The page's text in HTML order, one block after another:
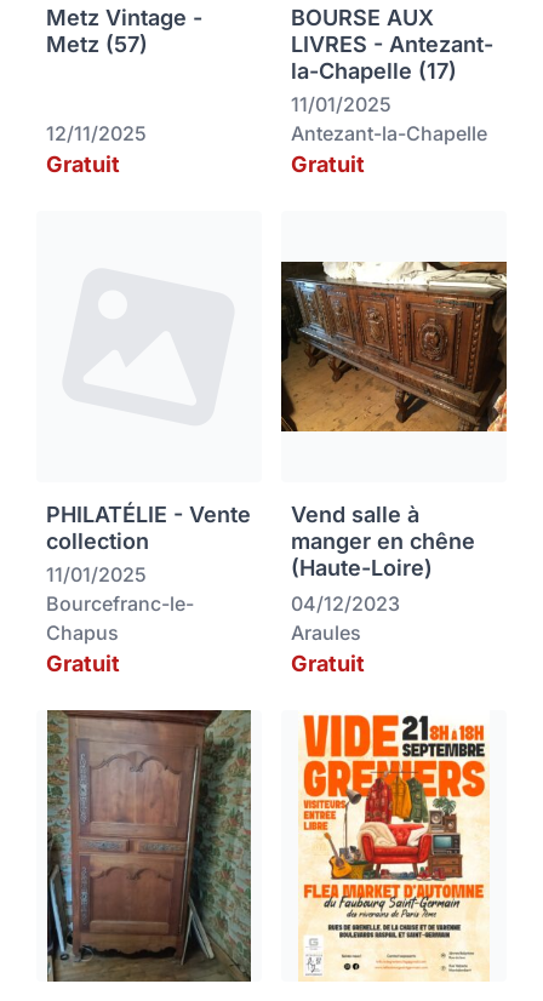
Metz Vintage -
Metz (57)
12/11/2025
Gratuit
BOURSE AUX
LIVRES - Antezant-
la-Chapelle (17)
11/01/2025
Antezant-la-Chapelle
Gratuit
PHILATÉLIE - Vente
collection
11/01/2025
Bourcefranc-le-
Chapus
Gratuit
Vend salle à
manger en chêne
(Haute-Loire)
04/12/2023
Araules
Gratuit